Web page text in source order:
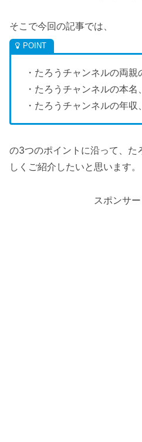
そこで今回の記事では、
・たろうチャンネルの両親
・たろうチャンネルの本名
・たろうチャンネルの年収
の3つのポイントに沿って、た
しくご紹介したいと思います。
スポンサ